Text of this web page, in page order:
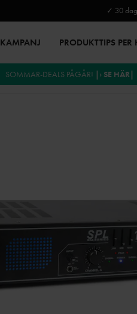
✓ 30
KAMPANJ PRODUKTTIPS
SOMMAR-DEALS PÅGÅR! |› SE HÄR|